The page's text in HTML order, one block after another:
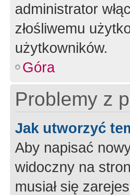
administrator
złośliwemu
użytkowników.
Góra
Problemy z
Jak utworzyć
Aby napisać
widoczny na
musiał się